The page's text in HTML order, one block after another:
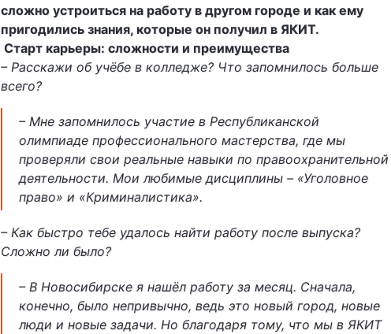
сложно устроиться на работу в другом городе и как ему
пригодились знания, которые он получил в ЯКИТ.
Старт карьеры: сложности и преимущества
– Расскажи об учёбе в колледже? Что запомнилось больше
всего?
– Мне запомнилось участие в Республиканской
олимпиаде профессионального мастерства, где мы
проверяли свои реальные навыки по правоохранительной
деятельности. Мои любимые дисциплины – «Уголовное
право» и «Криминалистика».
– Как быстро тебе удалось найти работу после выпуска?
Сложно ли было?
– В Новосибирске я нашёл работу за месяц. Сначала,
конечно, было непривычно, ведь это новый город, новые
люди и новые задачи. Но благодаря тому, что мы в ЯКИТ